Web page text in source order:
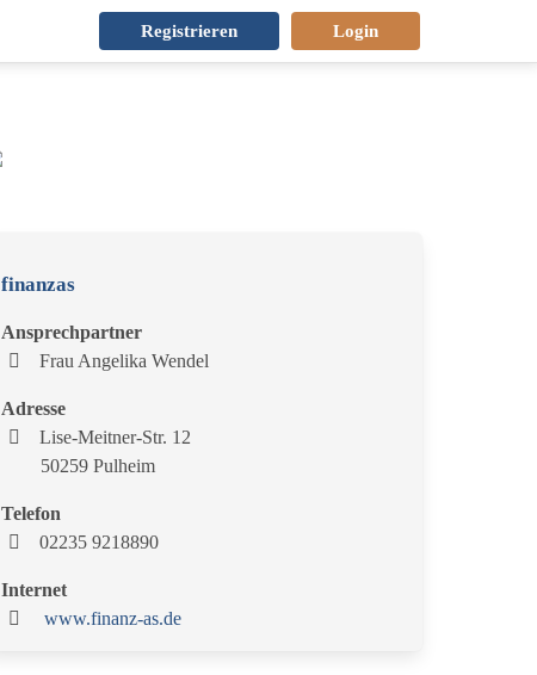
Registrieren Login
finanzas
Ansprechpartner
Frau Angelika Wendel
Adresse
Lise-Meitner-Str. 12
50259 Pulheim
Telefon
02235 9218890
Internet
www.finanz-as.de